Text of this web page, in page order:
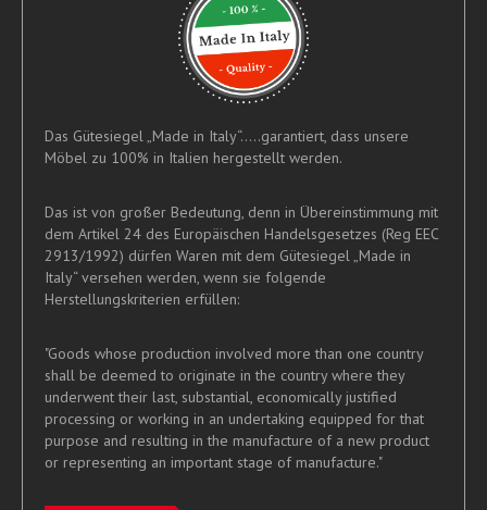
Das Gütesiegel „Made in Italy“.....garantiert, dass unsere
Möbel zu 100% in Italien hergestellt werden.
Das ist von großer Bedeutung, denn in Übereinstimmung mit
dem Artikel 24 des Europäischen Handelsgesetzes (Reg EEC
2913/1992) dürfen Waren mit dem Gütesiegel „Made in
Italy“ versehen werden, wenn sie folgende
Herstellungskriterien erfüllen:
"Goods whose production involved more than one country
shall be deemed to originate in the country where they
underwent their last, substantial, economically justified
processing or working in an undertaking equipped for that
purpose and resulting in the manufacture of a new product
or representing an important stage of manufacture."